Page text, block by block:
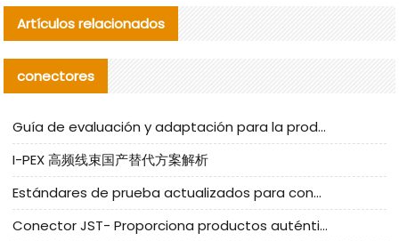
Artículos relacionados
conectores
Guía de evaluación y adaptación para la producción en serie de componentes de cables nacionales para CNC Tech
I-PEX 高频线束国产替代方案解析
Estándares de prueba actualizados para conectores nacionales bajo la referencia de CLIFF
Conector JST- Proporciona productos auténticos y alternativos del conector JST NSHR-02V-S